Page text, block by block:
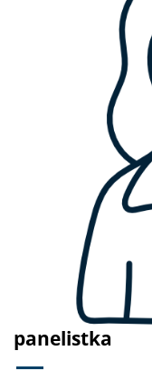
panelistka
Poprzednie